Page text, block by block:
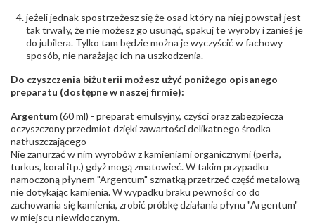
jeżeli jednak spostrzeżesz się że osad który na niej powstał jest
tak trwały, że nie możesz go usunąć, spakuj te wyroby i zanieś je
do jubilera. Tylko tam będzie można je wyczyścić w fachowy
sposób, nie narażając ich na uszkodzenia.
Do czyszczenia biżuterii możesz użyć poniżego opisanego
preparatu (dostępne w naszej firmie):
Argentum(60 ml) - preparat emulsyjny, czyści oraz zabezpiecza
oczyszczony przedmiot dzięki zawartości delikatnego środka
natłuszczającego
Nie zanurzać w nim wyrobów z kamieniami organicznymi (perła,
turkus, koral itp.) gdyż mogą zmatowieć. W takim przypadku
namoczoną płynem "Argentum" szmatką przetrzeć część metalową
nie dotykając kamienia. W wypadku braku pewności co do
zachowania się kamienia, zrobić próbkę działania płynu "Argentum"
w miejscu niewidocznym.